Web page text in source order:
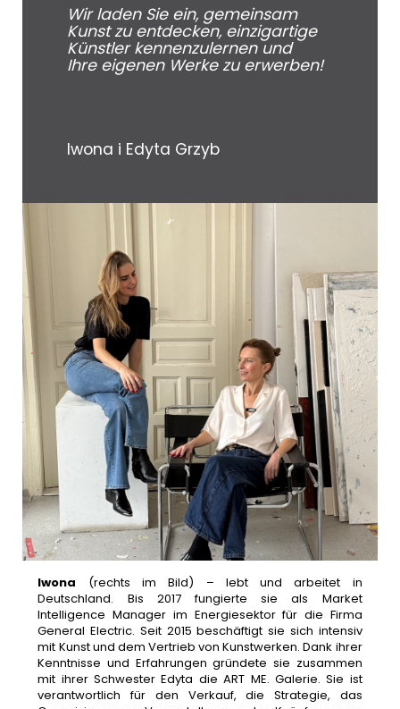
Wir laden Sie ein, gemeinsam
Kunst zu entdecken, einzigartige
Künstler kennenzulernen und
Ihre eigenen Werke zu erwerben!
Iwona i Edyta Grzyb
Iwona (rechts im Bild) – lebt und arbeitet in
Deutschland. Bis 2017 fungierte sie als Market
Intelligence Manager im Energiesektor für die Firma
General Electric. Seit 2015 beschäftigt sie sich intensiv
mit Kunst und dem Vertrieb von Kunstwerken. Dank ihrer
Kenntnisse und Erfahrungen gründete sie zusammen
mit ihrer Schwester Edyta die ART ME. Galerie. Sie ist
verantwortlich für den Verkauf, die Strategie, das